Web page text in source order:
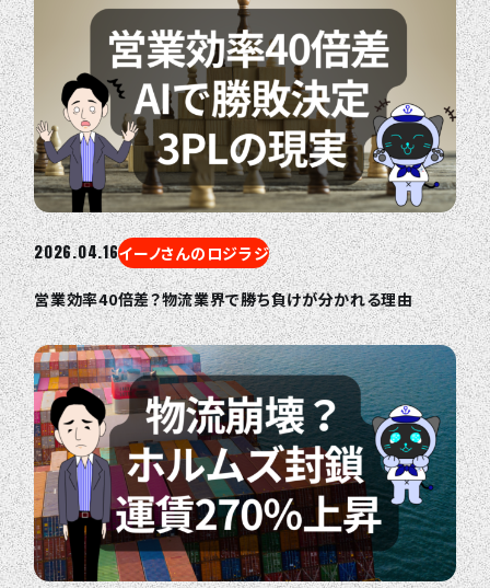
2026.04.16イーノさんのロジラジ
営業効率40倍差？物流業界で勝ち負けが分かれる理由